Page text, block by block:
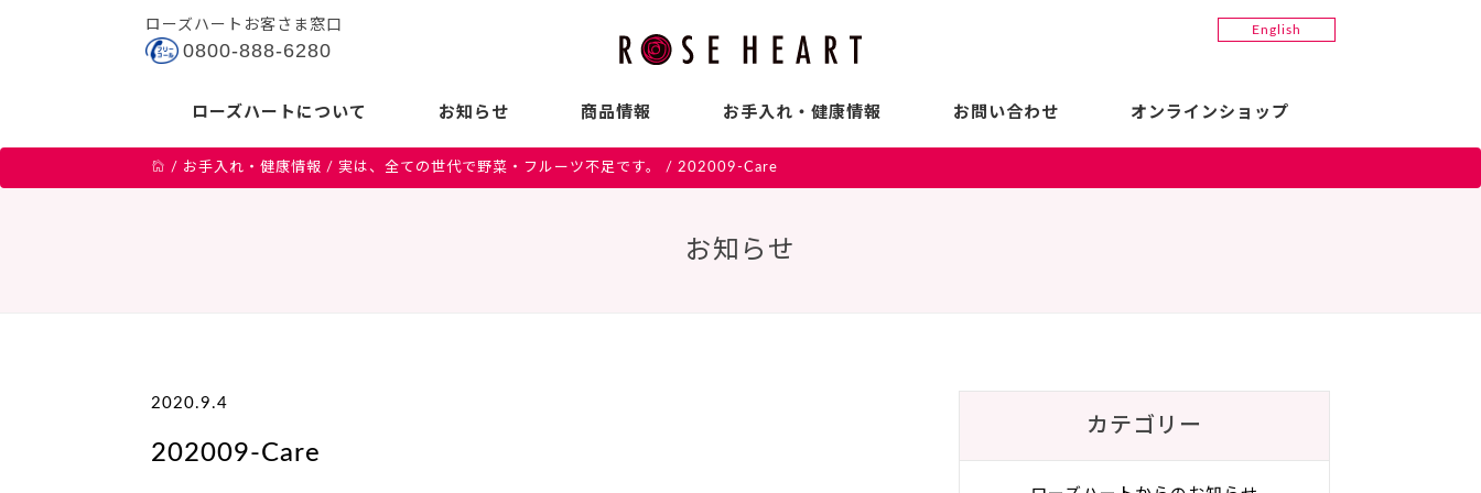
ローズハートについて お知らせ 商品情報 お手入れ・健康情報 お問い合わせ オンラインショップ
ローズハートお客さま窓口
0800-888-6280
English
/ お手入れ・健康情報 / 実は、全ての世代で野菜・フルーツ不足です。 / 202009-Care
お知らせ
2020.9.4
202009-Care
カテゴリー